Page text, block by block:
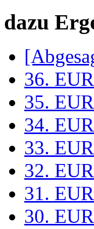
dazu
36.
35.
34.
33.
32.
31.
30.